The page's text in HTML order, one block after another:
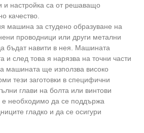
и настройка са от решаващо
качество.
машина за студено образуване на
проводници или други метални
бъдат навити в нея. Машината
и след това я нарязва на точни части
машината ще използва високо
тези заготовки в специфични
глави на болта или винтови
е необходимо да се поддържа
гладко и да се осигури